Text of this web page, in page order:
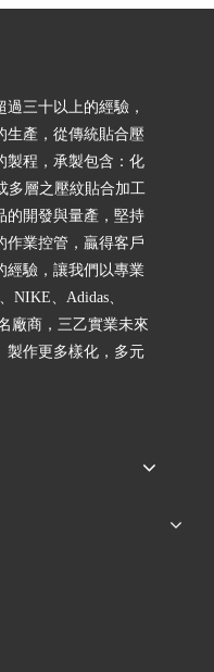
三十以上的經驗，
生產，從傳統貼合壓
製程，承製包含：化
多層之壓紋貼合加工
的開發與量產，堅持
作業控管，贏得客戶
經驗，讓我們以專業
NIKE、Adidas、
廠商，三乙實業未來
製作更多樣化，多元